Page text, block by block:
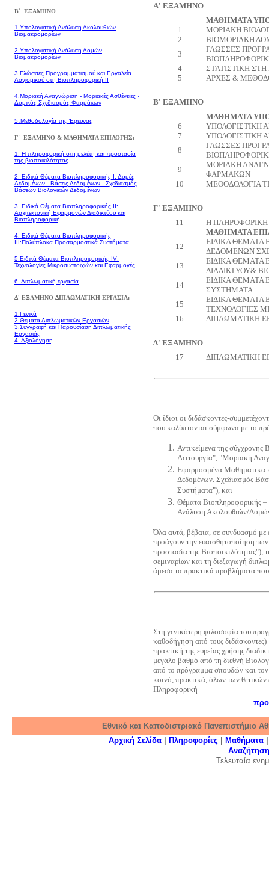
Β΄ ΕΞΑΜΗΝΟ
1.Υπολογιστική Ανάλυση Ακολουθιών
Βιομακρομορίων
2.Υπολογιστική Ανάλυση Δομών
Βιομακρομορίων
3. Γλώσσες Προγραμματισμού και Εργαλεία
Λογισμικού στη Βιοπληροφορική II
4. Μοριακή Αναγνώριση - Μοριακές Ασθένειες -
Δομικός Σχεδιασμός Φαρμάκων
5.Μεθοδολογία της Έρευνας
Γ΄ ΕΞΑΜΗΝΟ & ΜΑΘΗΜΑΤΑ ΕΠΙΛΟΓΗΣ:
1. Η πληροφορική στη μελέτη και προστασία
της βιοποικιλότητας
2. Ειδικά Θέματα Βιοπληροφορικής Ι: Δομές
Δεδομένων - Βάσεις Δεδομένων - Σχεδιασμός
Βάσεων Βιολογικών Δεδομένων
3. Ειδικά Θέματα Βιοπληροφορικής ΙΙ:
Αρχιτεκτονική Εφαρμογών Διαδικτύου και
Βιοπληροφορική
4. Ειδικά Θέματα Βιοπληροφορικής
ΙΙΙ:Πολύπλοκα Προσαρμοστικά Συστήματα
5. Ειδικά Θέματα Βιοπληροφορικής IV:
Τεχνολογίες Μικροσυστοιχιών και Εφαρμογές
6. Διπλωματική εργασία
Δ' ΕΞΑΜΗΝΟ-ΔΙΠΛΩΜΑΤΙΚΗ ΕΡΓΑΣΙΑ:
1. Γενικά
2. Θέματα Διπλωματικών Εργασιών
3. Συγγραφή και Παρουσίαση Διπλωματικής
Εργασιάς
4. Αξιολόγηση
Α' ΕΞΑΜΗΝΟ
ΜΑΘΗΜΑΤΑ
1
ΜΟΡΙΑΚΗ
2
ΒΙΟΜΟΡΙΑΚΗ
3
ΓΛΩΣΣΕΣ
4
ΣΤΑΤΙΣΤΙΚΗ
5
ΑΡΧΕΣ &
Β' ΕΞΑΜΗΝΟ
ΜΑΘΗΜΑΤΑ
6
ΥΠΟΛΟΓΙΣΤΙΚΗ
7
ΥΠΟΛΟΓΙΣΤΙΚΗ
8
ΓΛΩΣΣΕΣ
9
ΜΟΡΙΑΚΗ
ΦΑΡΜΑΚΩΝ
10
ΜΕΘΟΔΟΛΟΓΙΑ
Γ' ΕΞΑΜΗΝΟ
11
Η ΠΛΗΡΟΦΟΡΙΚΗ
ΜΑΘΗΜΑΤΑ
12
ΕΙΔΙΚΑ
ΔΕΔΟΜΕΝΩΝ
13
ΕΙΔΙΚΑ ΘΕΜΑΤΑ
ΔΙΑΔΙΚΤΥΟΥ&
14
ΕΙΔΙΚΑ ΘΕΜΑΤΑ
ΣΥΣΤΗΜΑΤΑ
15
ΕΙΔΙΚΑ ΘΕΜΑΤΑ
ΤΕΧΝΟΛΟΓΙΕΣ
16
ΔΙΠΛΩΜΑΤΙΚΗ
Δ' ΕΞΑΜΗΝΟ
17
ΔΙΠΛΩΜΑΤΙΚΗ
Οι ίδιοι οι διδάσκοντες-
που καλύπτονται σύμφωνα με το
Αντικείμενα της
Λειτουργία", "Μοριακή
Εφαρμοσμένα Μαθηματικα
Δεδομένων. Σχεδιασμός
Συστήματα"), και
Θέματα Βιοπληροφορικής
Ανάλυση Ακολουθιών/
Όλα αυτά, βέβαια, σε συνδυασμό με
προάγουν την ευαισθητοποίηση
προστασία της Βιοποικιλότητας"),
σεμιναρίων και τη διεξαγωγή
άμεσα τα πρακτικά προβλήματα που
Στη γενικότερη φιλοσοφία του
καθοδήγηση από τους
πρακτική της ευρείας χρήσης
μεγάλο βαθμό από τη διεθνή
από το πρόγραμμα σπουδών και τον
κοινό, πρακτικά, όλων των
Πληροφορική
Εθνικό και Καποδιστριακό Πανεπιστήμιο
Αρχική Σελίδα| Πληροφορίες Μαθήματα
Αναζήτηση
Τελευταία